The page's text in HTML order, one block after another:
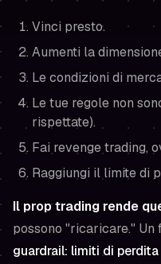
Vinci presto.
Aumenti la
Le condizioni di
Le tue regole non
rispettate).
Fai revenge trading,
Raggiungi il limite di
Il prop trading rende
possono "ricaricare."
guardrail: limiti di